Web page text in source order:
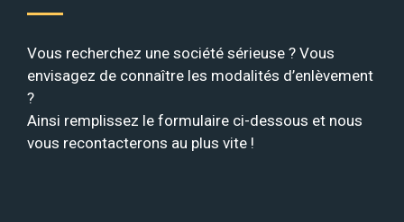
Vous recherchez une société sérieuse ? Vous
envisagez de connaître les modalités d’enlèvement
?
Ainsi remplissez le formulaire ci-dessous et nous
vous recontacterons au plus vite !